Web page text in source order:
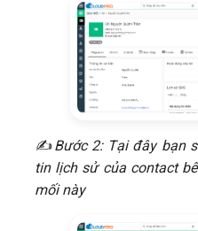
​✍ Bước 2: Tại đây bạn
tin lịch sử của contact
mối này